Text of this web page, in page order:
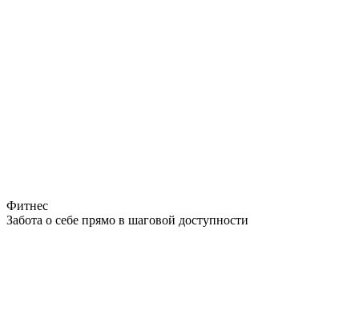
Фитнес
Забота о себе прямо в шаговой доступности